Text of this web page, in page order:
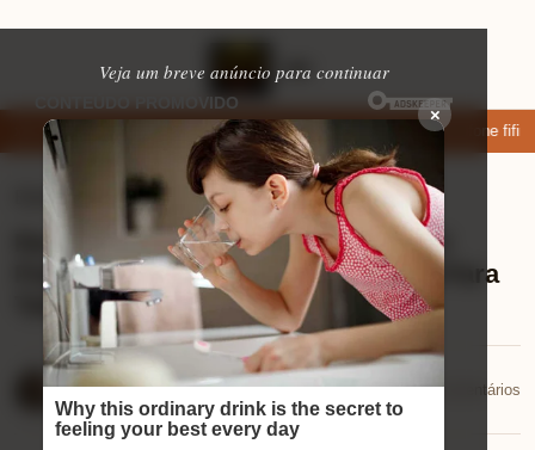
Veja um breve anúncio para continuar
×
apps de namoro que permitem enviar fotos e vídeos Microfone fifine
⏱ 8 min de leitura
Review Mini Desktop Intel Core i7: O
Poder Compacto Que Você Precisa Para
Tudo!
Mariana Souza
24/12/2025
📅 24/12/2025💬 0 comentários